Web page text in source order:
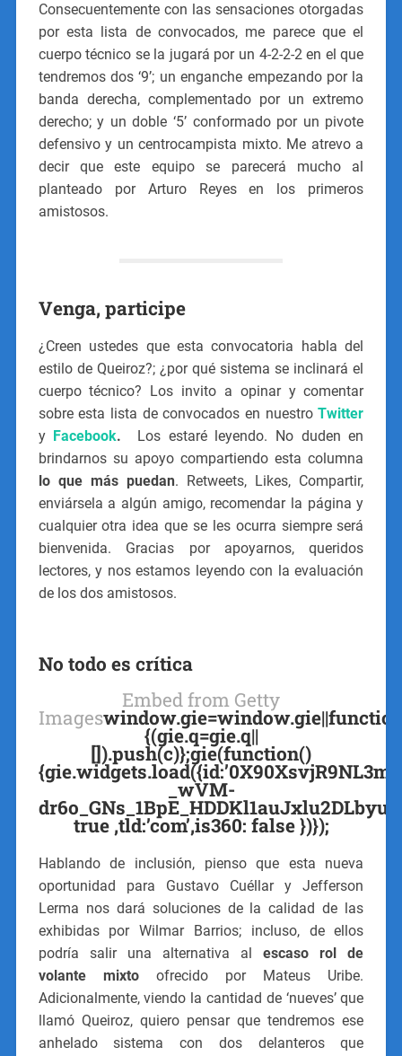
Consecuentemente con las sensaciones otorgadas
por esta lista de convocados, me parece que el
cuerpo técnico se la jugará por un 4-2-2-2 en el que
tendremos dos ‘9’; un enganche empezando por la
banda derecha, complementado por un extremo
derecho; y un doble ‘5’ conformado por un pivote
defensivo y un centrocampista mixto. Me atrevo a
decir que este equipo se parecerá mucho al
planteado por Arturo Reyes en los primeros
amistosos.
Venga, participe
¿Creen ustedes que esta convocatoria habla del
estilo de Queiroz?; ¿por qué sistema se inclinará el
cuerpo técnico? Los invito a opinar y comentar
sobre esta lista de convocados en nuestroTwitter
y Facebook.
Los estaré leyendo. No duden en
brindarnos su apoyo compartiendo esta columna
lo que más puedan. Retweets, Likes, Compartir,
enviársela a algún amigo, recomendar la página y
cualquier otra idea que se les ocurra siempre será
bienvenida. Gracias por apoyarnos, queridos
lectores, y nos estamos leyendo con la evaluación
de los dos amistosos.
No todo es crítica
Embed from Getty
Images
{(gie.q=gie.q||
[]).push(c)};gie(function()
_wVM-
true ,tld:’com’,is360: false })});
Hablando de inclusión, pienso que esta nueva
oportunidad para Gustavo Cuéllar y Jefferson
Lerma nos dará soluciones de la calidad de las
exhibidas por Wilmar Barrios; incluso, de ellos
podría salir una alternativa alescaso rol de
volante mixto ofrecido por Mateus Uribe.
Adicionalmente, viendo la cantidad de ‘nueves’ que
llamó Queiroz, quiero pensar que tendremos ese
anhelado sistema con dos delanteros que